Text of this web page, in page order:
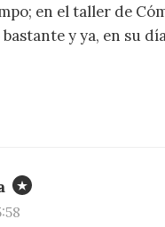
en el taller de
y ya, en su